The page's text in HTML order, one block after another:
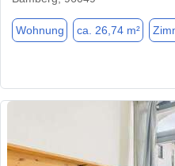
Wohnung ca. 26,74 m²